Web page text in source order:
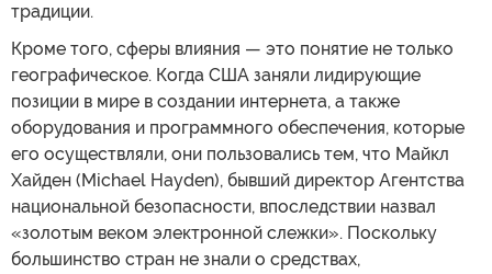
традиции.
Кроме того, сферы влияния — это понятие не только
географическое. Когда США заняли лидирующие
позиции в мире в создании интернета, а также
оборудования и программного обеспечения, которые
его осуществляли, они пользовались тем, что Майкл
Хайден (Michael Hayden), бывший директор Агентства
национальной безопасности, впоследствии назвал
«золотым веком электронной слежки». Поскольку
большинство стран не знали о средствах,